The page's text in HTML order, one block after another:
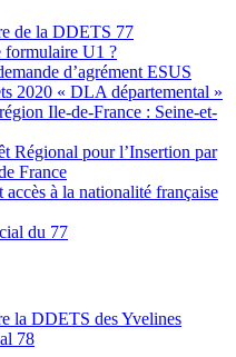
de la DDETS 77
formulaire U1 ?
d’agrément ESUS
2020 « DLA départemental »
Ile-de-France : Seine-et-
Régional pour l’Insertion par
France
à la nationalité française
du 77
la DDETS des Yvelines
78